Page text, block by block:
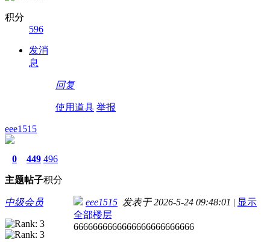
积分
596
发消
息
回复
使用道具 举报
eee1515
0
主题
449
帖子
496
积分
中级会员 eee1515 发表于 2026-5-24 09:48:01 | 显示
全部楼层
6666666666666666666666666